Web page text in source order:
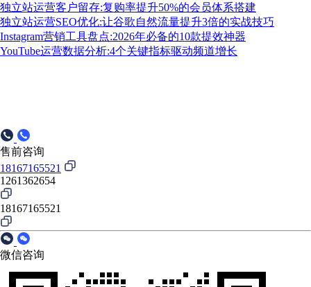
独立站运营客户留存:复购率提升50%的会员体系搭建
独立站运营SEO优化:让谷歌自然流量提升3倍的实战技巧
Instagram营销工具盘点:2026年必备的10款提效神器
YouTube运营数据分析:4个关键指标驱动频道增长
售前咨询
18167165521
1261362654
18167165521
微信咨询